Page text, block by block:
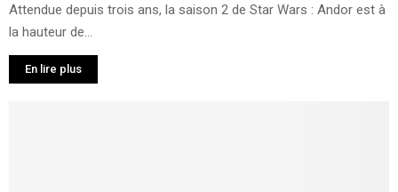
Attendue depuis trois ans, la saison 2 de Star Wars : Andor est à
la hauteur de...
En lire plus